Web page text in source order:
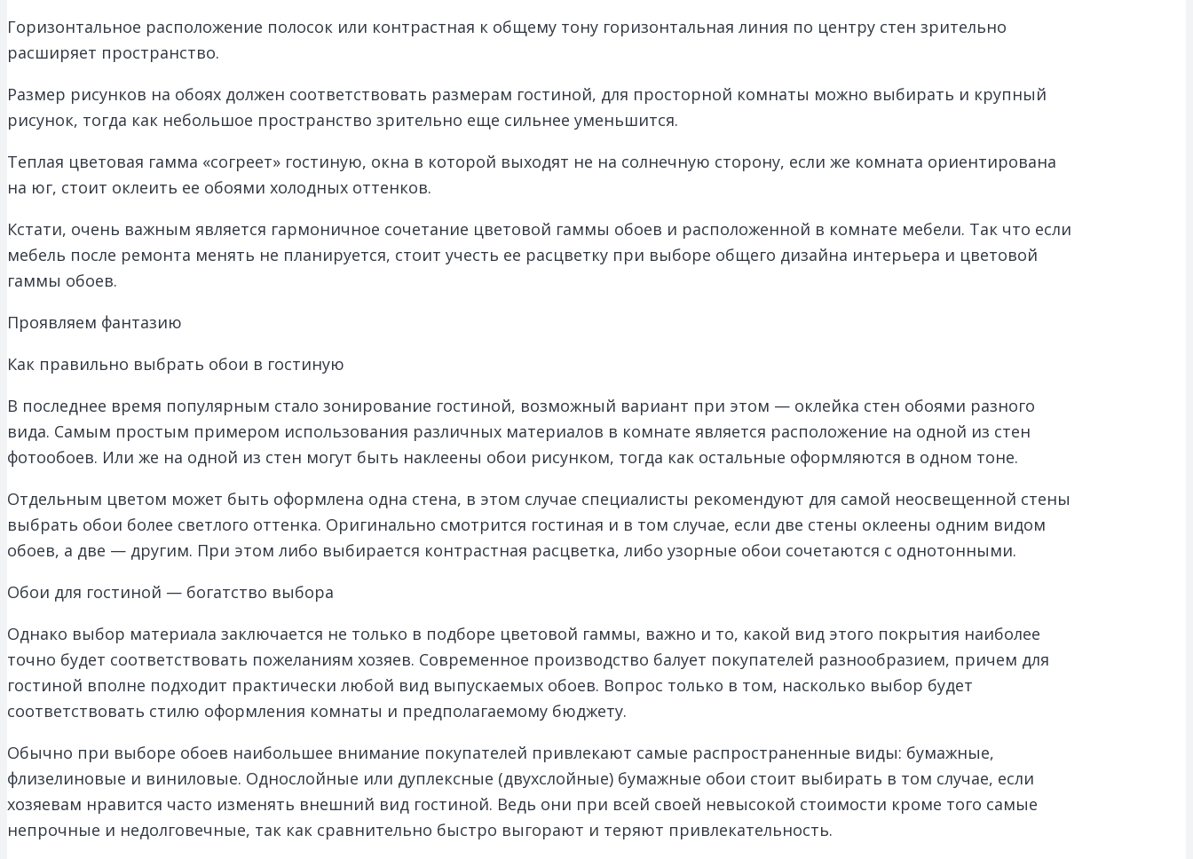
Горизонтальное расположение полосок или контрастная к общему тону горизонтальная линия по центру стен зрительно
расширяет пространство.
Размер рисунков на обоях должен соответствовать размерам гостиной, для просторной комнаты можно выбирать и крупный
рисунок, тогда как небольшое пространство зрительно еще сильнее уменьшится.
Теплая цветовая гамма «согреет» гостиную, окна в которой выходят не на солнечную сторону, если же комната ориентирована
на юг, стоит оклеить ее обоями холодных оттенков.
Кстати, очень важным является гармоничное сочетание цветовой гаммы обоев и расположенной в комнате мебели. Так что если
мебель после ремонта менять не планируется, стоит учесть ее расцветку при выборе общего дизайна интерьера и цветовой
гаммы обоев.
Проявляем фантазию
Как правильно выбрать обои в гостиную
В последнее время популярным стало зонирование гостиной, возможный вариант при этом — оклейка стен обоями разного
вида. Самым простым примером использования различных материалов в комнате является расположение на одной из стен
фотообоев. Или же на одной из стен могут быть наклеены обои рисунком, тогда как остальные оформляются в одном тоне.
Отдельным цветом может быть оформлена одна стена, в этом случае специалисты рекомендуют для самой неосвещенной стены
выбрать обои более светлого оттенка. Оригинально смотрится гостиная и в том случае, если две стены оклеены одним видом
обоев, а две — другим. При этом либо выбирается контрастная расцветка, либо узорные обои сочетаются с однотонными.
Обои для гостиной — богатство выбора
Однако выбор материала заключается не только в подборе цветовой гаммы, важно и то, какой вид этого покрытия наиболее
точно будет соответствовать пожеланиям хозяев. Современное производство балует покупателей разнообразием, причем для
гостиной вполне подходит практически любой вид выпускаемых обоев. Вопрос только в том, насколько выбор будет
соответствовать стилю оформления комнаты и предполагаемому бюджету.
Обычно при выборе обоев наибольшее внимание покупателей привлекают самые распространенные виды: бумажные,
флизелиновые и виниловые. Однослойные или дуплексные (двухслойные) бумажные обои стоит выбирать в том случае, если
хозяевам нравится часто изменять внешний вид гостиной. Ведь они при всей своей невысокой стоимости кроме того самые
непрочные и недолговечные, так как сравнительно быстро выгорают и теряют привлекательность.